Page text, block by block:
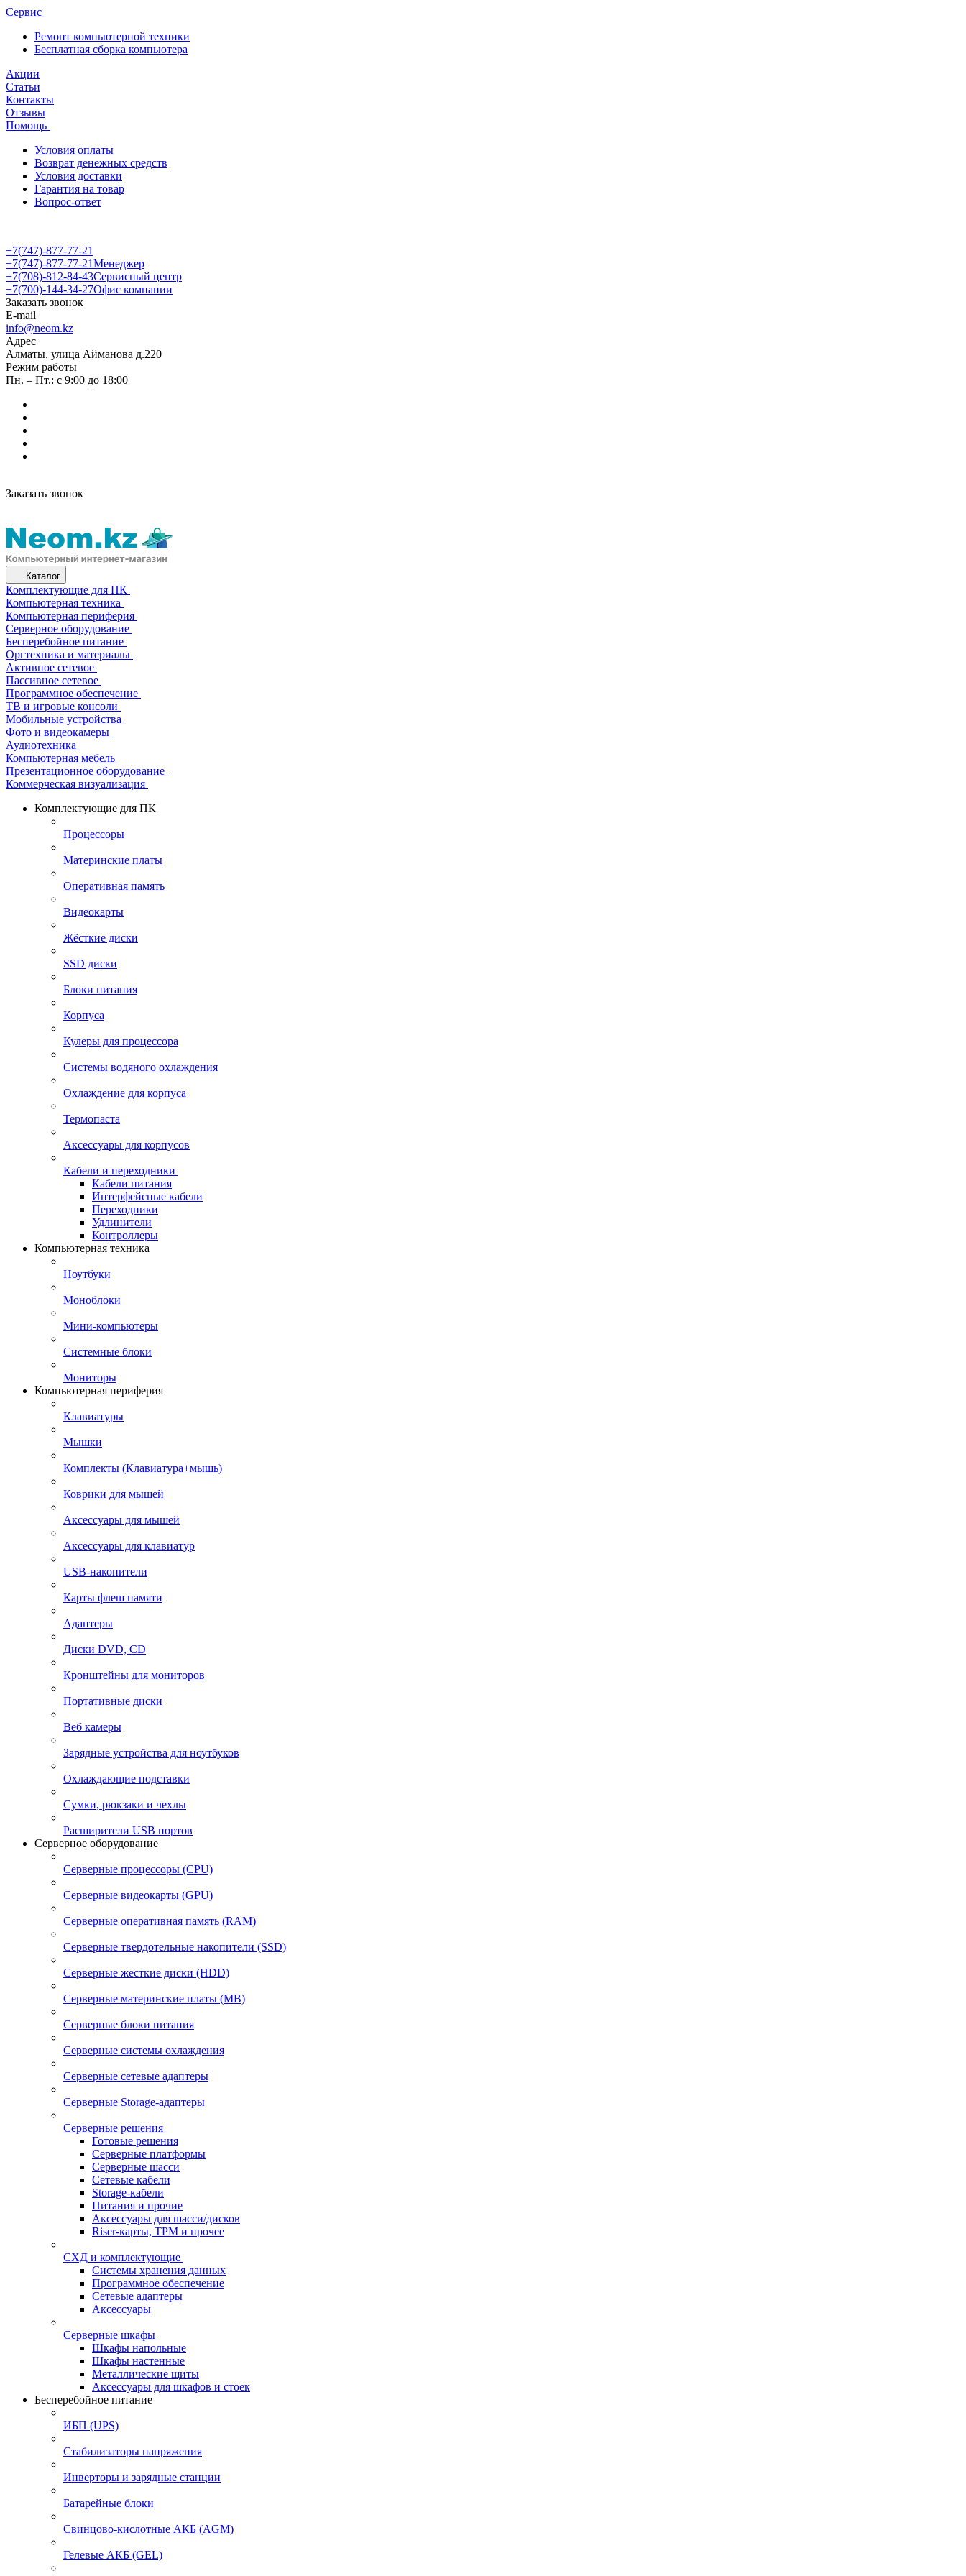
Сервис
Ремонт компьютерной техники
Бесплатная сборка компьютера
Акции
Статьи
Контакты
Отзывы
Помощь
Условия оплаты
Возврат денежных средств
Условия доставки
Гарантия на товар
Вопрос-ответ
+7(747)-877-77-21
+7(747)-877-77-21Менеджер
+7(708)-812-84-43Сервисный центр
+7(700)-144-34-27Офис компании
Заказать звонок
E-mail
info@neom.kz
Адрес
Алматы, улица Айманова д.220
Режим работы
Пн. – Пт.: с 9:00 до 18:00
Заказать звонок
Каталог
Комплектующие для ПК
Компьютерная техника
Компьютерная периферия
Серверное оборудование
Бесперебойное питание
Оргтехника и материалы
Активное сетевое
Пассивное сетевое
Программное обеспечение
ТВ и игровые консоли
Мобильные устройства
Фото и видеокамеры
Аудиотехника
Компьютерная мебель
Презентационное оборудование
Коммерческая визуализация
Комплектующие для ПК
Процессоры
Материнские платы
Оперативная память
Видеокарты
Жёсткие диски
SSD диски
Блоки питания
Корпуса
Кулеры для процессора
Системы водяного охлаждения
Охлаждение для корпуса
Термопаста
Аксессуары для корпусов
Кабели и переходники
Кабели питания
Интерфейсные кабели
Переходники
Удлинители
Контроллеры
Компьютерная техника
Ноутбуки
Моноблоки
Мини-компьютеры
Системные блоки
Мониторы
Компьютерная периферия
Клавиатуры
Мышки
Комплекты (Клавиатура+мышь)
Коврики для мышей
Аксессуары для мышей
Аксессуары для клавиатур
USB-накопители
Карты флеш памяти
Адаптеры
Диски DVD, CD
Кронштейны для мониторов
Портативные диски
Веб камеры
Зарядные устройства для ноутбуков
Охлаждающие подставки
Сумки, рюкзаки и чехлы
Расширители USB портов
Серверное оборудование
Серверные процессоры (CPU)
Серверные видеокарты (GPU)
Серверные оперативная память (RAM)
Серверные твердотельные накопители (SSD)
Серверные жесткие диски (HDD)
Серверные материнские платы (MB)
Серверные блоки питания
Серверные системы охлаждения
Серверные сетевые адаптеры
Серверные Storage-адаптеры
Серверные решения
Готовые решения
Серверные платформы
Серверные шасси
Сетевые кабели
Storage-кабели
Питания и прочие
Аксессуары для шасси/дисков
Riser-карты, TPM и прочее
СХД и комплектующие
Системы хранения данных
Программное обеспечение
Сетевые адаптеры
Аксессуары
Серверные шкафы
Шкафы напольные
Шкафы настенные
Металлические щиты
Аксессуары для шкафов и стоек
Бесперебойное питание
ИБП (UPS)
Стабилизаторы напряжения
Инверторы и зарядные станции
Батарейные блоки
Свинцово-кислотные АКБ (AGM)
Гелевые АКБ (GEL)